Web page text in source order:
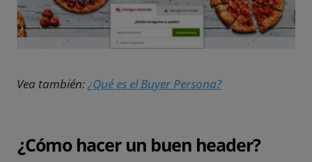
Vea también:¿Qué es el Buyer Persona?
¿Cómo hacer un buen header?